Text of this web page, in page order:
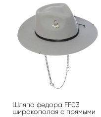
Шляпа федора FF03
широкополая с прямыми